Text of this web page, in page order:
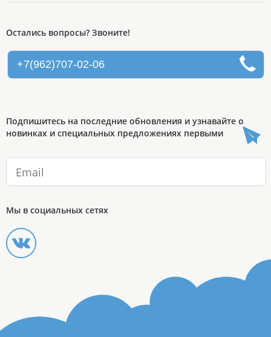
Остались вопросы? Звоните!
+7(962)707-02-06
Подпишитесь на последние обновления и узнавайте о
новинках и специальных предложениях первыми
Мы в социальных сетях